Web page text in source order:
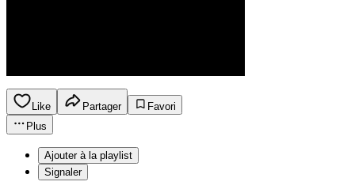
Like Partager
Favori
Plus
Ajouter à la playlist
Signaler